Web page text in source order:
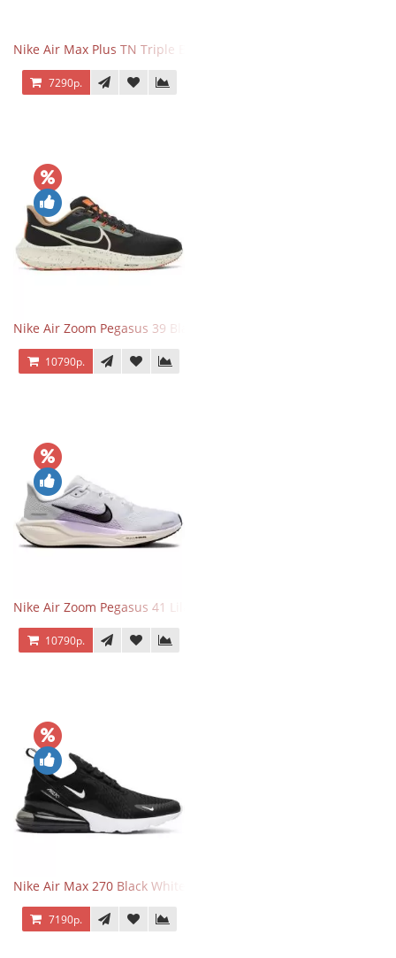
Nike Air Max Plus TN Triple Black
7290р.
Nike Air Zoom Pegasus 39 Black White Orange
10790р.
Nike Air Zoom Pegasus 41 Lilac Bloom
10790р.
Nike Air Max 270 Black White
7190р.